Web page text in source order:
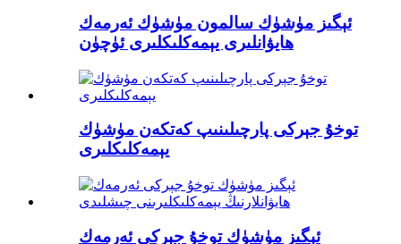
ئېگىز مۈشۈك سالمون مۈشۈك ئەرمەك
ھايۋانلىرى يېمەكلىكلىرى ئۈچۈن
توخۇ جېركى پارچىلىنىپ كەتكەن مۈشۈك
يېمەكلىكلىرى
ئېگىز مۈشۈك توخۇ جېركى ئەرمەك